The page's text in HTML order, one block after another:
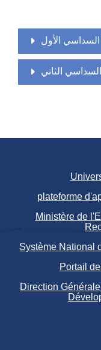
السداسي الأول
السداسي الثاني
plateforme
Ministère de
Système National
Portail
Direction